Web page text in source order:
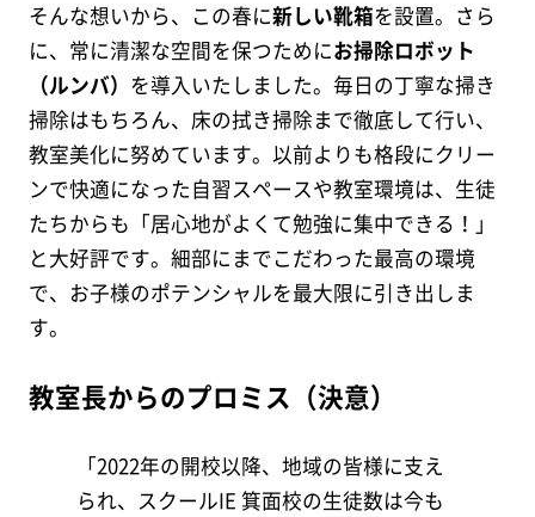
そんな想いから、この春に新しい靴箱を設置。さら
に、常に清潔な空間を保つためにお掃除ロボット
（ルンバ） を導入いたしました。毎日の丁寧な掃き
掃除はもちろん、床の拭き掃除まで徹底して行い、
教室美化に努めています。以前よりも格段にクリー
ンで快適になった自習スペースや教室環境は、生徒
たちからも「居心地がよくて勉強に集中できる！」
と大好評です。細部にまでこだわった最高の環境
で、お子様のポテンシャルを最大限に引き出しま
す。
教室長からのプロミス（決意）
「2022年の開校以降、地域の皆様に支え
られ、スクールIE 箕面校の生徒数は今も